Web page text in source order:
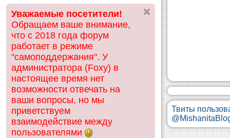
ск
Уважаемые посетители!
Обращаем ваше внимание,
что с 2018 года форум
работает в режиме
"самоподдержания". У
администратора (Foxy) в
настоящее время нет
возможности отвечать на
ваши вопросы, но мы
приветствуем
взаимодействие между
пользователями
Твиты